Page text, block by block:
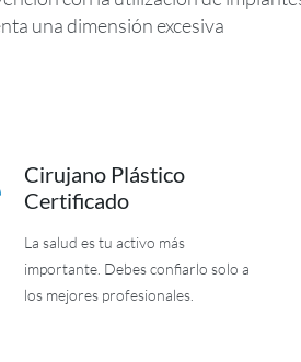
una dimensión excesiva
Cirujano Plástico
Certificado
La salud es tu activo más
importante. Debes confiarlo solo a
los mejores profesionales.